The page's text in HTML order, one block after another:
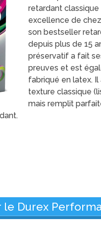
retardant classique
excellence de
son bestseller
depuis plus de 15
préservatif a fait
preuves et est
fabriqué en latex. Il
texture classique
mais remplit
le Durex